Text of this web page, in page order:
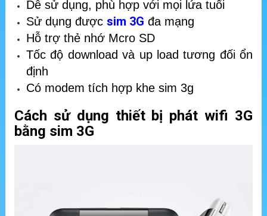
Dễ sử dụng, phù hợp với mọi lứa tuổi
Sử dụng được sim 3G đa mạng
Hỗ trợ thẻ nhớ Mcro SD
Tốc độ download và up load tương đối ổn
định
Có modem tích hợp khe sim 3g
Cách sử dụng thiết bị phát wifi 3G
bằng sim 3G